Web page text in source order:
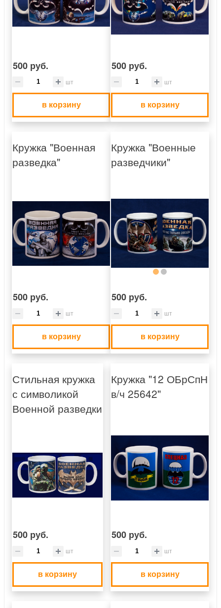
500 руб.
шт
в корзину
500 руб.
шт
в корзину
Кружка "Военная
разведка"
500 руб.
шт
в корзину
Кружка "Военные
разведчики"
500 руб.
шт
в корзину
Стильная кружка
с символикой
Военной разведки
500 руб.
шт
в корзину
Кружка "12 ОБрСпН
в/ч 25642"
500 руб.
шт
в корзину